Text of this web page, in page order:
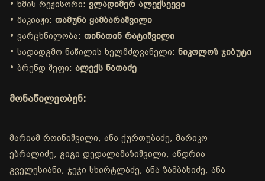
• ხმის რეჟისორი: ვლადიმერ ალექსეევი
• მაკიაჟი: თამუნა ყამბარაშვილი
• ვარცხნილობა: თინათინ რატიშვილი
• სადადგმო ნაწილის ხელმძღვანელი: ნიკოლოზ ჯიბუტი
• ბრენდ შეფი: ალექს ნათაძე
მონაწილეობენ:
მარიამ როინიშვილი, ანა ქურთუბაძე, მარიკო
ებრალიძე, გიგი დედალამაზიშვილი, ანდრია
გველესიანი, ჯეჯი სხირტლაძე, ანა ზამბახიძე, ანა